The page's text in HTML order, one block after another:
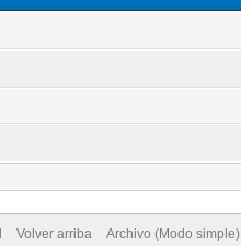
Volver arriba Archivo (Modo simple)